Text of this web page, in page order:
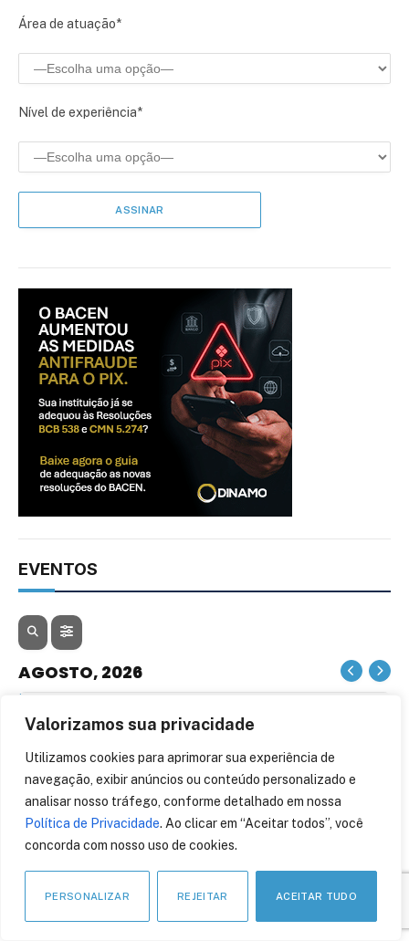
Valorizamos sua privacidade
Utilizamos cookies para aprimorar sua experiência de
navegação, exibir anúncios ou conteúdo personalizado e
analisar nosso tráfego, conforme detalhado em nossa
Política de Privacidade. Ao clicar em “Aceitar todos”, você
concorda com nosso uso de cookies.
PERSONALIZAR REJEITAR ACEITAR TUDO
Área de atuação*
Nível de experiência*
EVENTOS
AGOSTO, 2026
05
CONTA AZUL CON 26
12